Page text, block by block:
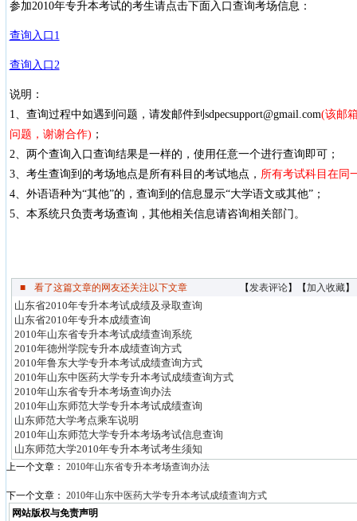
参加2010年专升本考试的考生请点击下面入口查询考场信息：
查询入口1
查询入口2
说明：
1、查询过程中如遇到问题，请发邮件到sdpecsupport@gmail.com(该邮
问题，谢谢合作) ；
2、两个查询入口查询结果是一样的，使用任意一个进行查询即可；
3、考生查询到的考场地点是所有科目的考试地点， 所有考试科目在同
4、外语语种为“其他”的，查询到的信息显示“大学语文或其他”；
5、本系统只负责考场查询，其他相关信息请咨询相关部门。
■ 看了这篇文章的网友还关注以下文章 【发表评论】【加入收藏
山东省2010年专升本考试成绩及录取查询
山东省2010年专升本成绩查询
2010年山东省专升本考试成绩查询系统
2010年德州学院专升本成绩查询方式
2010年鲁东大学专升本考试成绩查询方式
2010年山东中医药大学专升本考试成绩查询方式
2010年山东省专升本考场查询办法
2010年山东师范大学专升本考试成绩查询
山东师范大学考点乘车说明
2010年山东师范大学专升本考场考试信息查询
山东师范大学2010年专升本考试考生须知
上一个文章： 2010年山东省专升本考场查询办法
下一个文章： 2010年山东中医药大学专升本考试成绩查询方式
网站版权与免责声明